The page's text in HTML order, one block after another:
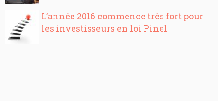
L’année 2016 commence très fort pour
les investisseurs en loi Pinel